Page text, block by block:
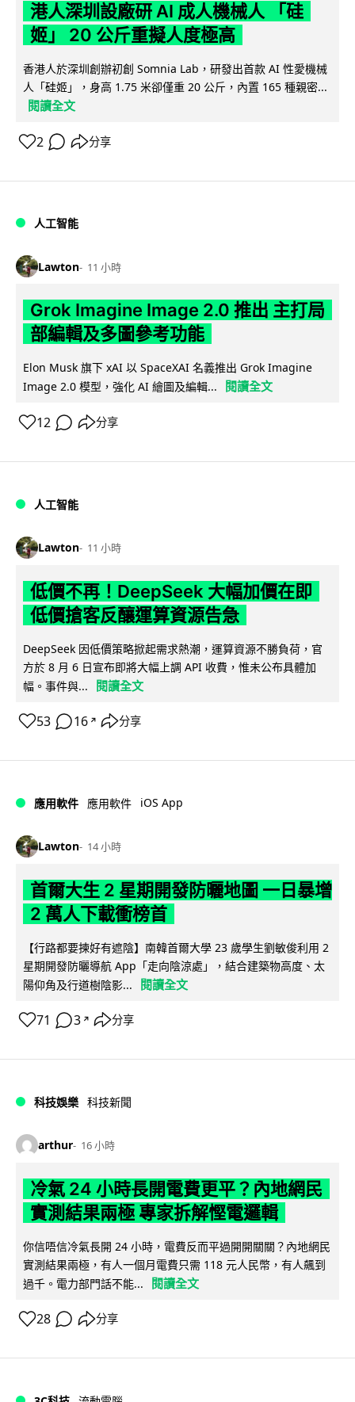
港人深圳設廠研 AI 成人機械人 「硅
姬」 20 公斤重擬人度極高
香港人於深圳創辦初創 Somnia Lab，研發出首款 AI 性愛機械
人「硅姬」，身高 1.75 米卻僅重 20 公斤，內置 165 種親密...
閱讀全文
2 分享
人工智能
Lawton 11 小時
Grok Imagine Image 2.0 推出 主打局
部編輯及多圖參考功能
Elon Musk 旗下 xAI 以 SpaceXAI 名義推出 Grok Imagine
Image 2.0 模型，強化 AI 繪圖及編輯...
閱讀全文
12 分享
人工智能
Lawton 11 小時
低價不再！DeepSeek 大幅加價在即
低價搶客反釀運算資源告急
DeepSeek 因低價策略掀起需求熱潮，運算資源不勝負荷，官
方於 8 月 6 日宣布即將大幅上調 API 收費，惟未公布具體加
幅。事件與...
閱讀全文
53 16 ↗ 分享
應用軟件 應用軟件 iOS App
Lawton 14 小時
首爾大生 2 星期開發防曬地圖 一日暴增
2 萬人下載衝榜首
【行路都要揀好有遮陰】南韓首爾大學 23 歲學生劉敏俊利用 2
星期開發防曬導航 App「走向陰涼處」，結合建築物高度、太
陽仰角及行道樹陰影...
閱讀全文
71 3 ↗ 分享
科技娛樂 科技新聞
arthur 16 小時
冷氣 24 小時長開電費更平？內地網民
實測結果兩極 專家拆解慳電邏輯
你信唔信冷氣長開 24 小時，電費反而平過開開關關？內地網民
實測結果兩極，有人一個月電費只需 118 元人民幣，有人飆到
過千。電力部門話不能...
閱讀全文
28 分享